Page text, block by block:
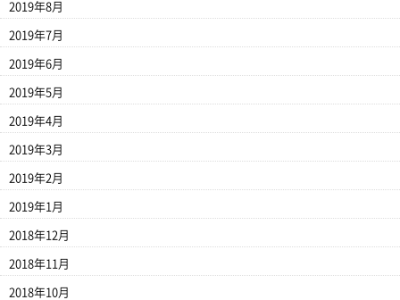
2019年8月
2019年7月
2019年6月
2019年5月
2019年4月
2019年3月
2019年2月
2019年1月
2018年12月
2018年11月
2018年10月